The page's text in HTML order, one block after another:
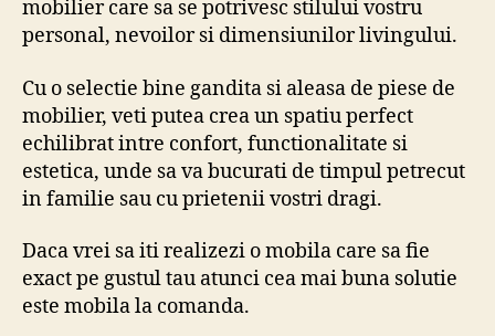
mobilier care sa se potrivesc stilului vostru
personal, nevoilor si dimensiunilor livingului.
Cu o selectie bine gandita si aleasa de piese de
mobilier, veti putea crea un spatiu perfect
echilibrat intre confort, functionalitate si
estetica, unde sa va bucurati de timpul petrecut
in familie sau cu prietenii vostri dragi.
Daca vrei sa iti realizezi o mobila care sa fie
exact pe gustul tau atunci cea mai buna solutie
este mobila la comanda.